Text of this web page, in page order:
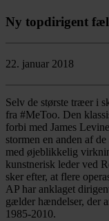
Ny topdirigent
22. januar 2018
Selv de største træer i
fra #MeToo. Den
forbi med James
stormen en anden af
med øjeblikkelig
kunstnerisk leder ved
sker efter, at flere
AP har anklaget
gælder hændelser, der
1985-2010.